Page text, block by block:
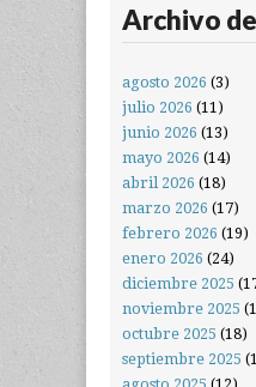
Archivo
agosto 2026 (3)
julio 2026 (11)
junio 2026 (13)
mayo 2026 (14)
abril 2026 (18)
marzo 2026 (17)
febrero 2026 (19)
enero 2026 (24)
diciembre 2025
noviembre 2025
octubre 2025 (18)
septiembre 2025